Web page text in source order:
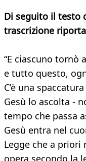
Di seguito il testo
trascrizione
“E ciascuno tornò
e tutto questo,
C’è una
Gesù lo ascolta -
tempo che passa
Gesù entra nel
Legge che a priori
opera secondo la